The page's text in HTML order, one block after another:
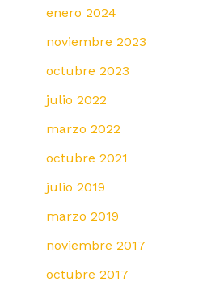
enero 2024
noviembre 2023
octubre 2023
julio 2022
marzo 2022
octubre 2021
julio 2019
marzo 2019
noviembre 2017
octubre 2017